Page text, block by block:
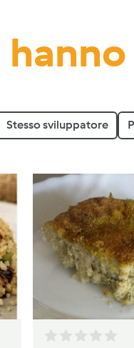
Stesso sviluppatore